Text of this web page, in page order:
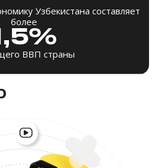
Узбекистана составляет
более
ВВП страны